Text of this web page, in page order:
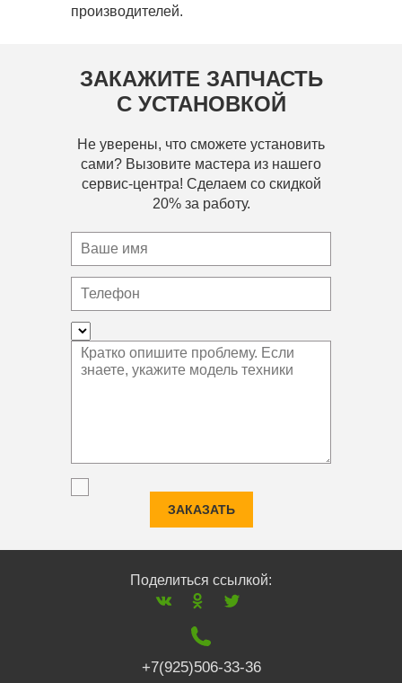
производителей.
ЗАКАЖИТЕ ЗАПЧАСТЬ
С УСТАНОВКОЙ
Не уверены, что сможете установить
сами? Вызовите мастера из нашего
сервис-центра! Сделаем со скидкой
20% за работу.
ЗАКАЗАТЬ
Поделиться ссылкой:
+7(925)506-33-36